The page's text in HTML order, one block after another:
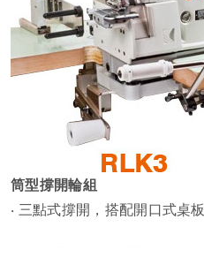
筒型撐開輪組
‧ 三點式撐開，搭配開口式桌板